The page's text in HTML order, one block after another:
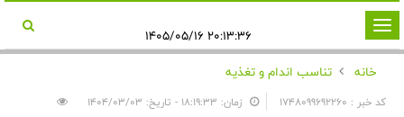
تغییر
وضعیت
ناوبری
۲۰:۱۳:۳۶ ۱۴۰۵/۰۵/۱۶
خانه
تناسب اندام و تغذیه
کد خبر : 1748099692260
زمان: ۱۸:۱۹:۳۳ - تاریخ: ۱۴۰۴/۰۳/۰۳